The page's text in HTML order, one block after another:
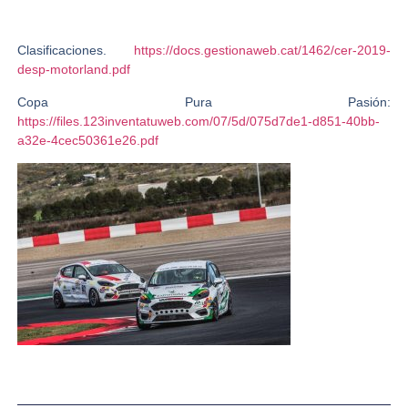
Clasificaciones. https://docs.gestionaweb.cat/1462/cer-2019-
desp-motorland.pdf
Copa Pura Pasión:
https://files.123inventatuweb.com/07/5d/075d7de1-d851-40bb-
a32e-4cec50361e26.pdf